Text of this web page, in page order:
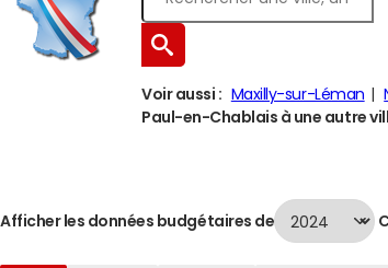
Voir aussi : Maxilly-sur-Léman
Paul-en-Chablais à une autre
Afficher les données budgétaires de